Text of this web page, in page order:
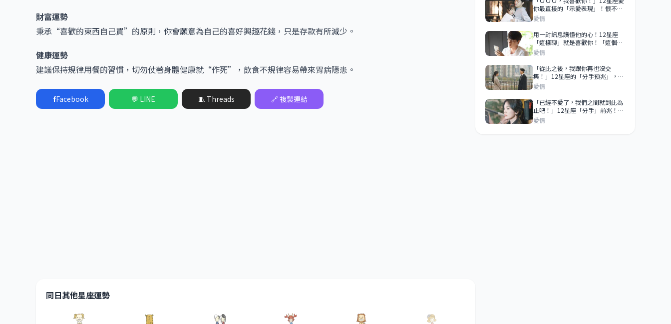
財富運勢
秉承“喜歡的東西自己買”的原則，你會願意為自己的喜好興趣花錢，只是存款有所減少。
健康運勢
建議保持規律用餐的習慣，切勿仗著身體健康就“作死”，飲食不規律容易帶來胃病隱患。
fFacebook 💬 LINE 🧵 Threads 🔗 複製連結
同日其他星座運勢
你最直接的「示愛表現」！恨不得
昭告天下「你是我的」！
愛情
用一封訊息讀懂他的心！12星座
「這樣聊」就是喜歡你！「這個星
座」越喜歡你越不會秒回！
愛情
「從此之後，我跟你再也沒交
集！」12星座的「分手預兆」，變
得不一樣，是真的不再愛你了！
愛情
「已經不愛了，我們之間就到此為
止吧！」12星座「分手」前兆！
99％是想離開你！
愛情